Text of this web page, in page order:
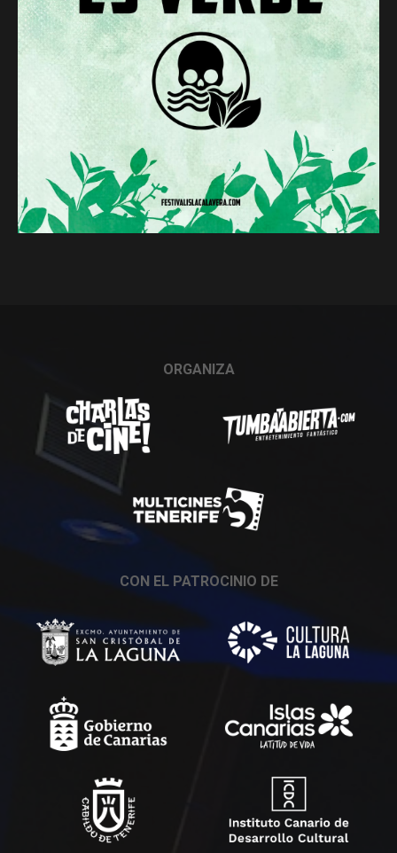
ORGANIZA
CON EL PATROCINIO DE